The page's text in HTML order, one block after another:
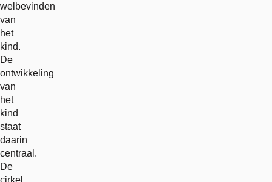
welbevinden
van
het
kind.
De
ontwikkeling
van
het
kind
staat
daarin
centraal.
De
cirkel